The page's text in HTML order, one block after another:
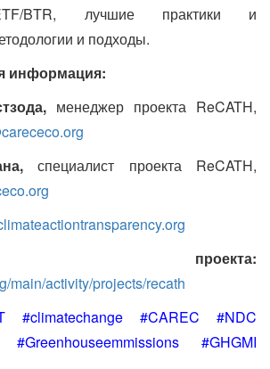
/BTR, лучшие практики и
и подходы.
информация:
менеджер проекта ReCATH,
carececo.org
специалист проектаReCATH,
.org
.org
проекта:
/main/activity/projects/recath
#climatechange #CAREC #NDC
#Greenhouseemmissions #GHGMI